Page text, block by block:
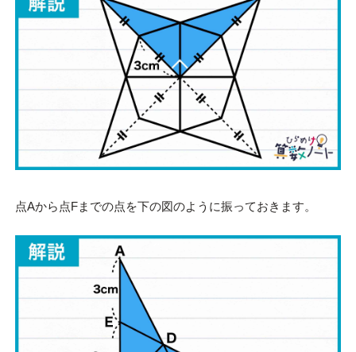
点Aから点Fまでの点を下の図のように振っておきます。